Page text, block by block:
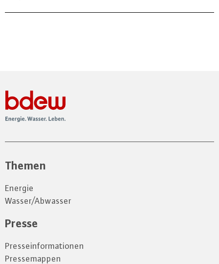
Themen
Energie
Wasser/Abwasser
Presse
Presseinformationen
Pressemappen